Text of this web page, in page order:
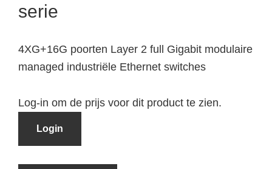
serie
4XG+16G poorten Layer 2 full Gigabit modulaire
managed industriële Ethernet switches
Log-in om de prijs voor dit product te zien.
Login